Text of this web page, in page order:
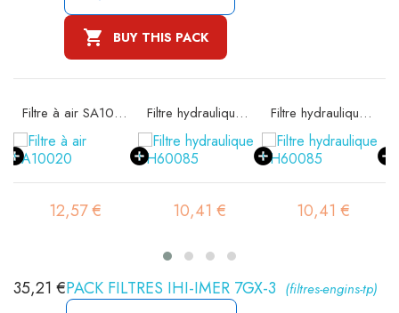
 BUY THIS PACK
Filtre à air SA10020
12,57 €
Filtre hydraulique SH60085
10,41 €
Filtre hydraulique SH60085
10,41 €
PACK FILTRES IHI-IMER 7GX-3 (filtres-engins-tp)
35,21 €